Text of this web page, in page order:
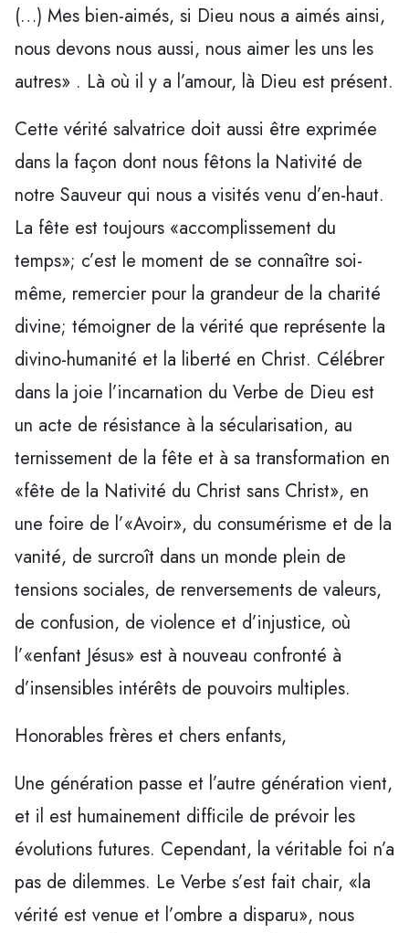
(…) Mes bien-aimés, si Dieu nous a aimés ainsi,
nous devons nous aussi, nous aimer les uns les
autres» . Là où il y a l’amour, là Dieu est présent.
Cette vérité salvatrice doit aussi être exprimée
dans la façon dont nous fêtons la Nativité de
notre Sauveur qui nous a visités venu d’en-haut.
La fête est toujours «accomplissement du
temps»; c’est le moment de se connaître soi-
même, remercier pour la grandeur de la charité
divine; témoigner de la vérité que représente la
divino-humanité et la liberté en Christ. Célébrer
dans la joie l’incarnation du Verbe de Dieu est
un acte de résistance à la sécularisation, au
ternissement de la fête et à sa transformation en
«fête de la Nativité du Christ sans Christ», en
une foire de l’«Avoir», du consumérisme et de la
vanité, de surcroît dans un monde plein de
tensions sociales, de renversements de valeurs,
de confusion, de violence et d’injustice, où
l’«enfant Jésus» est à nouveau confronté à
d’insensibles intérêts de pouvoirs multiples.
Honorables frères et chers enfants,
Une génération passe et l’autre génération vient,
et il est humainement difficile de prévoir les
évolutions futures. Cependant, la véritable foi n’a
pas de dilemmes. Le Verbe s’est fait chair, «la
vérité est venue et l’ombre a disparu», nous